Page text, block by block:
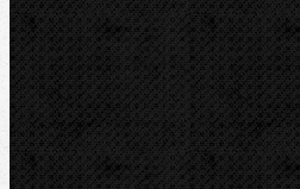
Vysoušení, odvlhčování
Zmrazovací zařízení